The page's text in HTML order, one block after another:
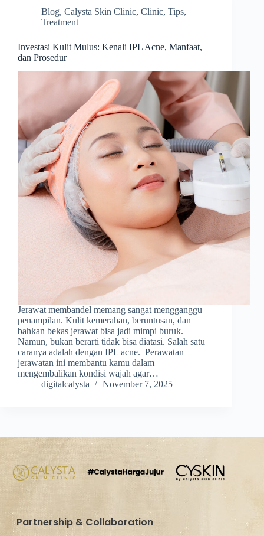
Blog, Calysta Skin Clinic, Clinic, Tips,
Treatment
Investasi Kulit Mulus: Kenali IPL Acne, Manfaat,
dan Prosedur
Jerawat membandel memang sangat mengganggu
penampilan. Kulit kemerahan, beruntusan, dan
bahkan bekas jerawat bisa jadi mimpi buruk.
Namun, bukan berarti tidak bisa diatasi. Salah satu
caranya adalah dengan IPL acne. Perawatan
jerawatan ini membantu kamu dalam
mengembalikan kondisi wajah agar…
digitalcalysta
November 7, 2025
Partnership & Collaboration